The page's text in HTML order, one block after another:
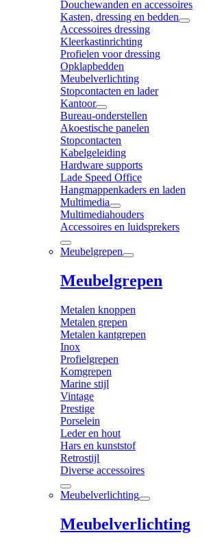
Douchewanden en accessoires
Kasten, dressing en bedden
Accessoires dressing
Kleerkastinrichting
Profielen voor dressing
Opklapbedden
Meubelverlichting
Stopcontacten en lader
Kantoor
Bureau-onderstellen
Akoestische panelen
Stopcontacten
Kabelgeleiding
Hardware supports
Lade Speed Office
Hangmappenkaders en laden
Multimedia
Multimediahouders
Accessoires en luidsprekers
Meubelgrepen
Meubelgrepen
Metalen knoppen
Metalen grepen
Metalen kantgrepen
Inox
Profielgrepen
Komgrepen
Marine stijl
Vintage
Prestige
Porselein
Leder en hout
Hars en kunststof
Retrostijl
Diverse accessoires
Meubelverlichting
Meubelverlichting